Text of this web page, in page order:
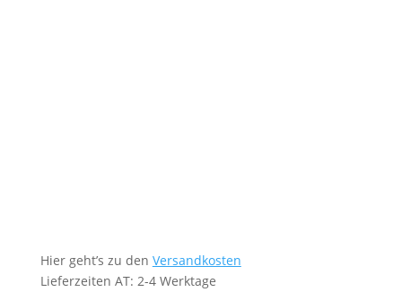
Hier geht’s zu den Versandkosten
Lieferzeiten AT: 2-4 Werktage